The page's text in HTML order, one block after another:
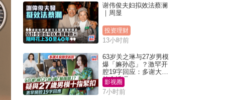
谢伟俊夫妇拟效法蔡澜
｜周显
投资理财
13小时前
63岁关之琳与27岁男模
爆「嫲孙恋」？激罕开
腔19字回应：多谢大家
挂念近况
影视圈
7小时前